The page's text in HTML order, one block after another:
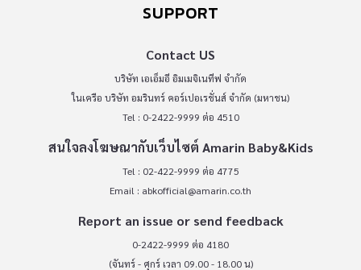
SUPPORT
Contact US
บริษัท เอเอ็มอี อิมเมจิเนทีฟ จำกัด
ในเครือ บริษัท อมรินทร์ คอร์เปอเรชั่นส์ จำกัด (มหาชน)
Tel : 0-2422-9999 ต่อ 4510
สนใจลงโฆษณากับเว็บไซต์ Amarin Baby&Kids
Tel : 02-422-9999 ต่อ 4775
Email : abkofficial@amarin.co.th
Report an issue or send feedback
0-2422-9999 ต่อ 4180
(จันทร์ - ศุกร์ เวลา 09.00 - 18.00 น)